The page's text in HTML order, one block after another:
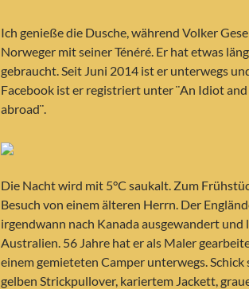
Ich genieße die Dusche, während Volker
Norweger mit seiner Ténéré. Er hat etwas
gebraucht. Seit Juni 2014 ist er unterwegs
Facebook ist er registriert unter ¨An Idiot
abroad¨.
Die Nacht wird mit 5°C saukalt. Zum
Besuch von einem älteren Herrn. Der
irgendwann nach Kanada ausgewandert und
Australien. 56 Jahre hat er als Maler
einem gemieteten Camper unterwegs.
gelben Strickpullover, kariertem Jackett,